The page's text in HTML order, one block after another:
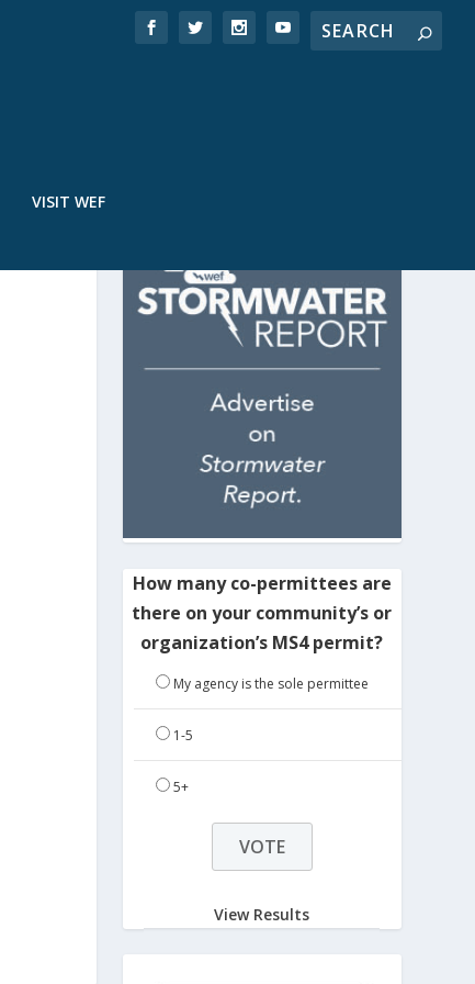
VISIT WEF
How many co-permittees are
there on your community’s or
organization’s MS4 permit?
My agency is the sole permittee
1-5
5+
View Results